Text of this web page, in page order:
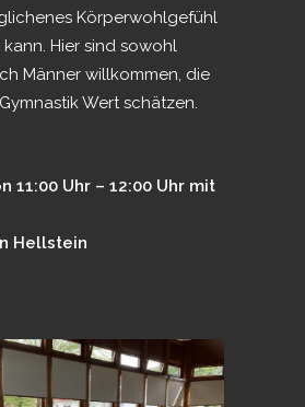
Körperwohlgefühl
Hier sind sowohl
Männer willkommen, die
Wert schätzen.
11:00 Uhr – 12:00 Uhr mit
Hellstein